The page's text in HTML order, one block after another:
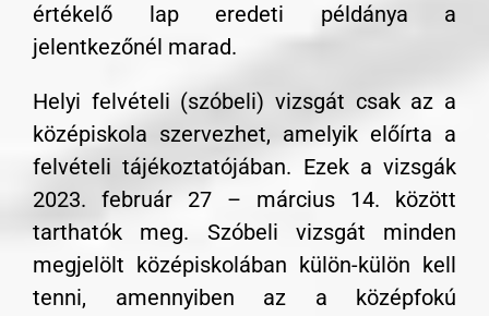
értékelő lap eredeti példánya a
jelentkezőnél marad.
Helyi felvételi (szóbeli) vizsgát csak az a
középiskola szervezhet, amelyik előírta a
felvételi tájékoztatójában. Ezek a vizsgák
2023. február 27 – március 14. között
tarthatók meg. Szóbeli vizsgát minden
megjelölt középiskolában külön-külön kell
tenni, amennyiben az a középfokú